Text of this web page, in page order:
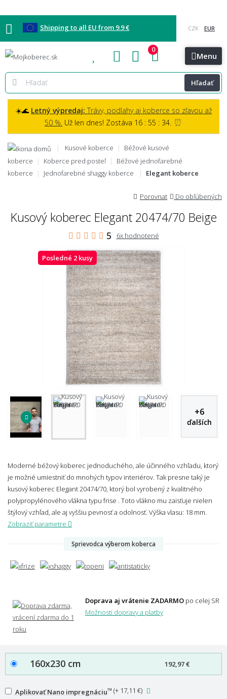
Shipping to all EU from 9.9 €
Blog Kontakt Menu
Hľadať
0
☀️🌊 Letný výpredaj: Trávy, podlahy aj koberce so zľavou až
50 %. Už len dnes! Zostáva 16 : 55 : 33. ⏰
Kusové koberce
Béžové kusové
koberce
Koberce pred posteľ
Béžové jednofarebné
koberce
Jednofarebné shaggy koberce Elegant koberce
Porovnat Do obľúbených
Kusový koberec Elegant 20474/70 Beige
5 6x hodnotené
Posledné 2 kusy
+6
ďalších
Moderné béžový koberec jednoduchého, ale účinného vzhľadu, ktorý
je možné umiestniť do mnohých typov interiérov. Tak presne taký je
kusový koberec Elegant 20474/70, ktorý bol vyrobený z kvalitného
polypropylénového vlákna typu frise . Toto vlákno mu zaisťuje nielen
štýlový vzhľad, ale aj vyššiu pevnosť a odolnosť. Výška vlasu: 18 mm.
Zobraziť parametre
Sprievodca výberom koberca
Doprava aj vrátenie ZADARMO po celej SR
Možnosti dopravy a platby
160x230 cm 192,97 €
Aplikovať Nano impregnáciu™ (+ 17,11 €)